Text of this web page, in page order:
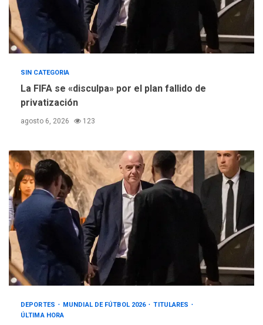
SIN CATEGORIA
La FIFA se «disculpa» por el plan fallido de
privatización
agosto 6, 2026 123
DEPORTES MUNDIAL DE FÚTBOL 2026
TITULARES
ÚLTIMA HORA